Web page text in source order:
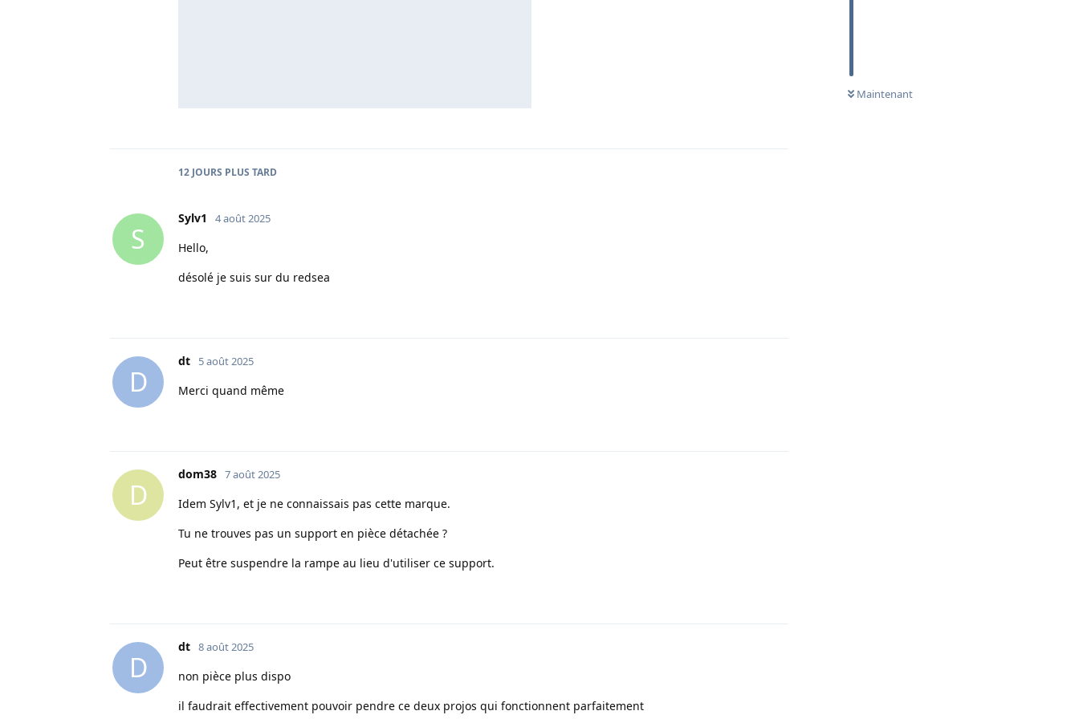
Maintenant
12 JOURS PLUS TARD
S
Sylv1 4 août 2025
Hello,
désolé je suis sur du redsea
D
dt 5 août 2025
Merci quand même
D
dom38 7 août 2025
Idem Sylv1, et je ne connaissais pas cette marque.
Tu ne trouves pas un support en pièce détachée ?
Peut être suspendre la rampe au lieu d'utiliser ce support.
D
dt 8 août 2025
non pièce plus dispo
il faudrait effectivement pouvoir pendre ce deux projos qui fonctionnent parfaitement